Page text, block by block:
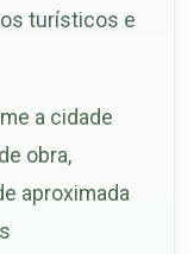
turísticos e
a cidade
obra,
aproximada